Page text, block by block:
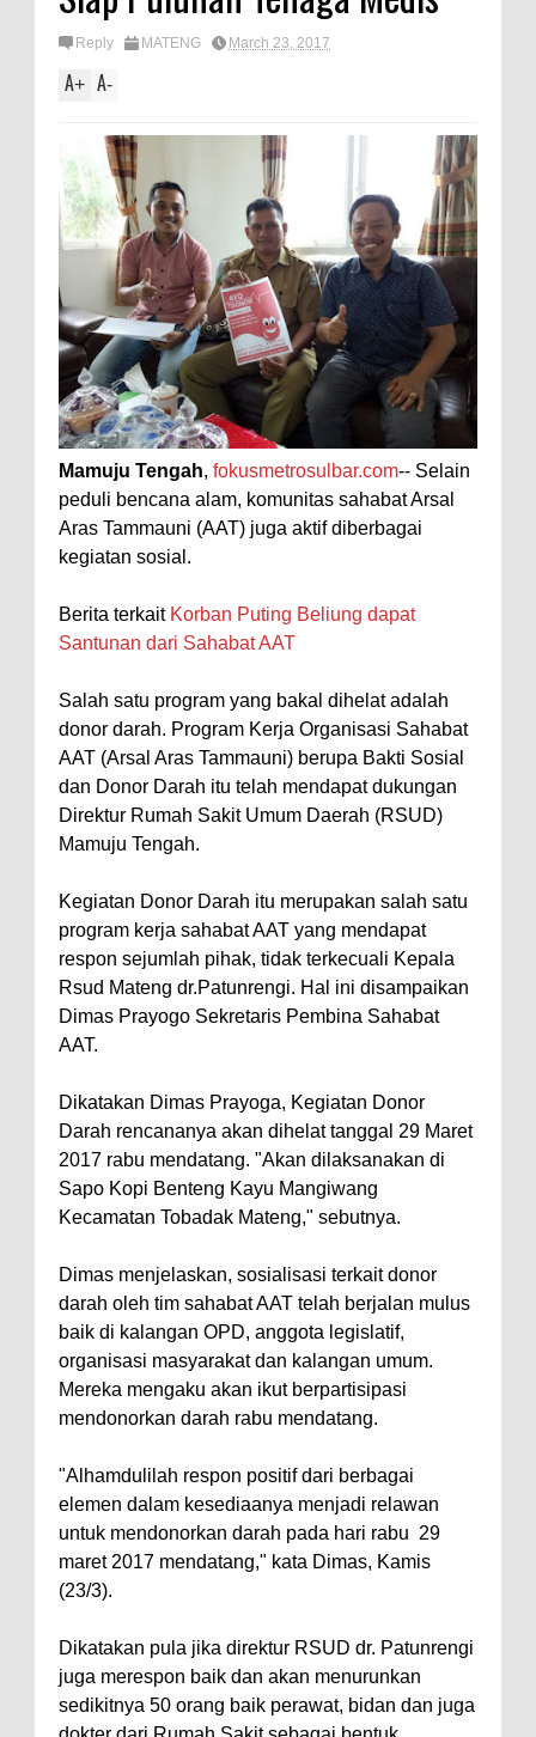
Reply MATENG March 23, 2017
A+ A-
Mamuju Tengah, fokusmetrosulbar.com-- Selain
peduli bencana alam, komunitas sahabat Arsal
Aras Tammauni (AAT) juga aktif diberbagai
kegiatan sosial.
Berita terkait Korban Puting Beliung dapat
Santunan dari Sahabat AAT
Salah satu program yang bakal dihelat adalah
donor darah. Program Kerja Organisasi Sahabat
AAT (Arsal Aras Tammauni) berupa Bakti Sosial
dan Donor Darah itu telah mendapat dukungan
Direktur Rumah Sakit Umum Daerah (RSUD)
Mamuju Tengah.
Kegiatan Donor Darah itu merupakan salah satu
program kerja sahabat AAT yang mendapat
respon sejumlah pihak, tidak terkecuali Kepala
Rsud Mateng dr.Patunrengi. Hal ini disampaikan
Dimas Prayogo Sekretaris Pembina Sahabat
AAT.
Dikatakan Dimas Prayoga, Kegiatan Donor
Darah rencananya akan dihelat tanggal 29 Maret
2017 rabu mendatang. "Akan dilaksanakan di
Sapo Kopi Benteng Kayu Mangiwang
Kecamatan Tobadak Mateng," sebutnya.
Dimas menjelaskan, sosialisasi terkait donor
darah oleh tim sahabat AAT telah berjalan mulus
baik di kalangan OPD, anggota legislatif,
organisasi masyarakat dan kalangan umum.
Mereka mengaku akan ikut berpartisipasi
mendonorkan darah rabu mendatang.
"Alhamdulilah respon positif dari berbagai
elemen dalam kesediaanya menjadi relawan
untuk mendonorkan darah pada hari rabu 29
maret 2017 mendatang," kata Dimas, Kamis
(23/3).
Dikatakan pula jika direktur RSUD dr. Patunrengi
juga merespon baik dan akan menurunkan
sedikitnya 50 orang baik perawat, bidan dan juga